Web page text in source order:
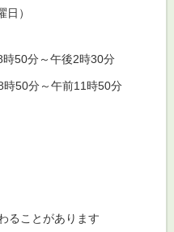
）
50分～午後2時30分
～午前11時50分
ることがあります